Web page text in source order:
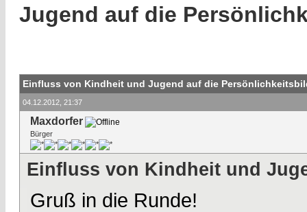
Jugend auf die
Einfluss von Kindheit und Jugend auf die
04.12.2012, 21:37
Maxdorfer
Bürger
Einfluss von Kindheit und
Gruß in die Runde!